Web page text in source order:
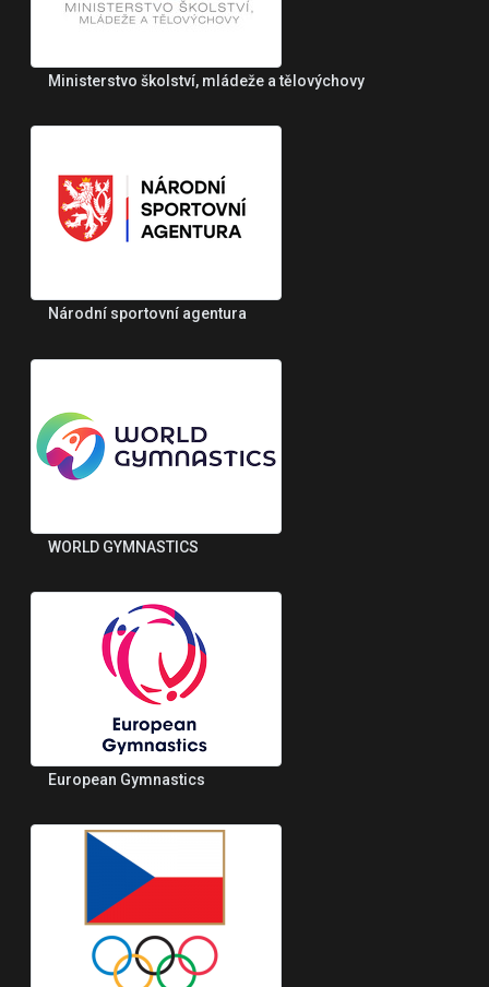
Ministerstvo školství, mládeže a tělovýchovy
Národní sportovní agentura
WORLD GYMNASTICS
European Gymnastics